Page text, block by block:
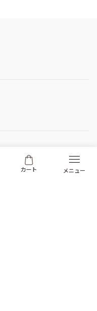
カート